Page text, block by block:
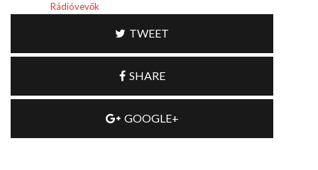
Rádióvevők
TWEET
SHARE
GOOGLE+